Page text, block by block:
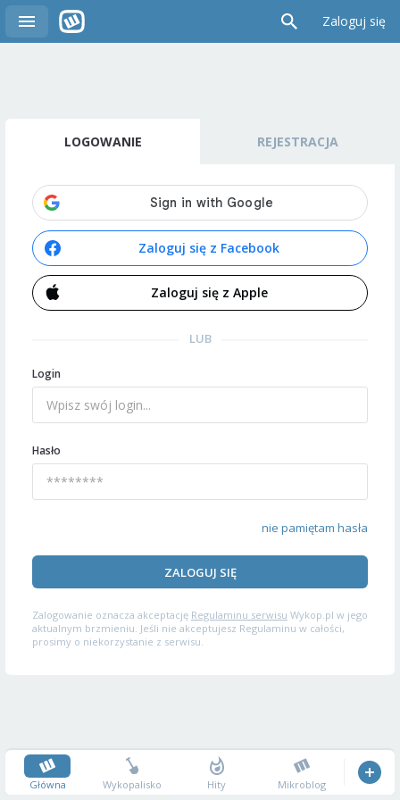
Zaloguj się
LOGOWANIE REJESTRACJA
Zaloguj się z Facebook
Zaloguj się z Apple
LUB
Login
Hasło
nie pamiętam hasła
ZALOGUJ SIĘ
Zalogowanie oznacza akceptację Regulaminu serwisu Wykop.pl w jego
aktualnym brzmieniu. Jeśli nie akceptujesz Regulaminu w całości,
prosimy o niekorzystanie z serwisu.
Główna Wykopalisko Hity Mikroblog